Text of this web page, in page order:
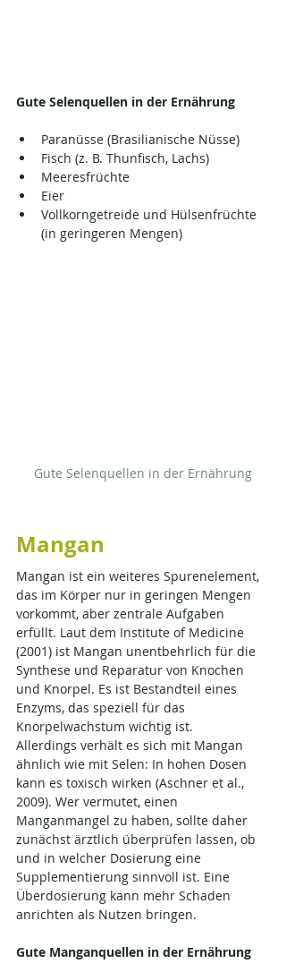
Gute Selenquellen in der Ernährung
Paranüsse (Brasilianische Nüsse)
Fisch (z. B. Thunfisch, Lachs)
Meeresfrüchte
Eier
Vollkorngetreide und Hülsenfrüchte
(in geringeren Mengen)
Gute Selenquellen in der Ernährung
Mangan
Mangan ist ein weiteres Spurenelement,
das im Körper nur in geringen Mengen
vorkommt, aber zentrale Aufgaben
erfüllt. Laut dem Institute of Medicine
(2001) ist Mangan unentbehrlich für die
Synthese und Reparatur von Knochen
und Knorpel. Es ist Bestandteil eines
Enzyms, das speziell für das
Knorpelwachstum wichtig ist.
Allerdings verhält es sich mit Mangan
ähnlich wie mit Selen: In hohen Dosen
kann es toxisch wirken (Aschner et al.,
2009). Wer vermutet, einen
Manganmangel zu haben, sollte daher
zunächst ärztlich überprüfen lassen, ob
und in welcher Dosierung eine
Supplementierung sinnvoll ist. Eine
Überdosierung kann mehr Schaden
anrichten als Nutzen bringen.
Gute Manganquellen in der Ernährung